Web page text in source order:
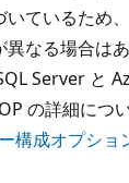
ているため
なる場合は
Server と
の詳細につ
構成オプショ